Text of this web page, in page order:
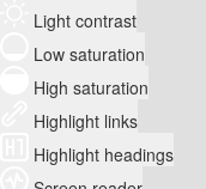
Light contrast
Low saturation
High saturation
Highlight links
Highlight headings